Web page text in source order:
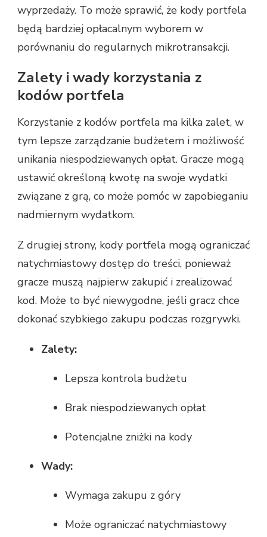
wyprzedaży. To może sprawić, że kody portfela
będą bardziej opłacalnym wyborem w
porównaniu do regularnych mikrotransakcji.
Zalety i wady korzystania z
kodów portfela
Korzystanie z kodów portfela ma kilka zalet, w
tym lepsze zarządzanie budżetem i możliwość
unikania niespodziewanych opłat. Gracze mogą
ustawić określoną kwotę na swoje wydatki
związane z grą, co może pomóc w zapobieganiu
nadmiernym wydatkom.
Z drugiej strony, kody portfela mogą ograniczać
natychmiastowy dostęp do treści, ponieważ
gracze muszą najpierw zakupić i zrealizować
kod. Może to być niewygodne, jeśli gracz chce
dokonać szybkiego zakupu podczas rozgrywki.
Zalety:
Lepsza kontrola budżetu
Brak niespodziewanych opłat
Potencjalne zniżki na kody
Wady:
Wymaga zakupu z góry
Może ograniczać natychmiastowy